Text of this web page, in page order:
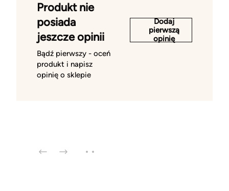
Produkt nie
posiada
jeszcze opinii
Bądź pierwszy - oceń
produkt i napisz
opinię o sklepie
Dodaj
pierwszą
opinię